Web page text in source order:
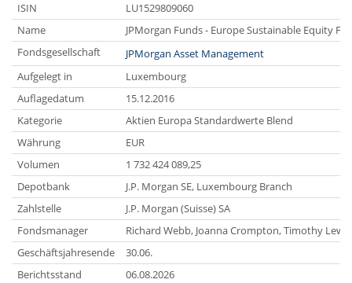
ISIN
LU1529809060
Name
JPMorgan Funds - Europe Sustainable Equity
Fondsgesellschaft
JPMorgan Asset Management
Aufgelegt in
Luxembourg
Auflagedatum
15.12.2016
Kategorie
Aktien Europa Standardwerte Blend
Währung
EUR
Volumen
1 732 424 089,25
Depotbank
J.P. Morgan SE, Luxembourg Branch
Zahlstelle
J.P. Morgan (Suisse) SA
Fondsmanager
Richard Webb, Joanna Crompton, Timothy
Geschäftsjahresende
30.06.
Berichtsstand
06.08.2026